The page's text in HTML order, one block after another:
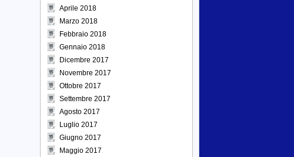
Aprile 2018
Marzo 2018
Febbraio 2018
Gennaio 2018
Dicembre 2017
Novembre 2017
Ottobre 2017
Settembre 2017
Agosto 2017
Luglio 2017
Giugno 2017
Maggio 2017